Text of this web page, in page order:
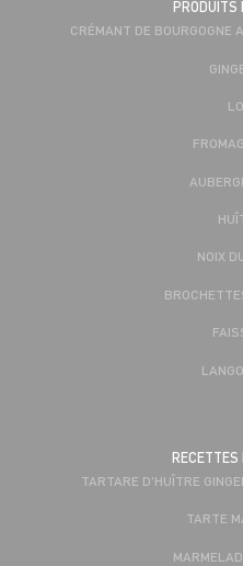
PRODUITS
CRÉMANT DE BOURGOGNE
NOIX
RECETTES
TARTARE D'HUÎTRE
TARTE